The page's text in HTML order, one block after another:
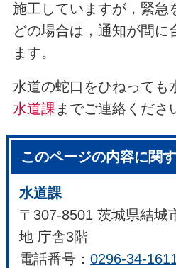
施工していますが，緊急
どの場合は，通知が間に
ます。
水道の蛇口をひねっても
水道課 までご連絡くださ
このページの内容に関
水道課
〒307-8501 茨城県結城
地 庁舎3階
電話番号：0296-34-